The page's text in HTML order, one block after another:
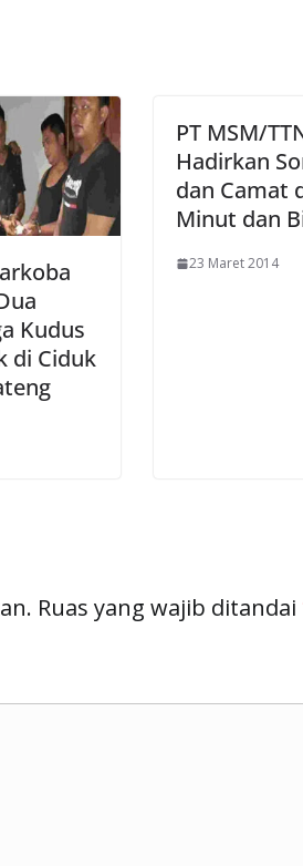
Kudus
di Ciduk
PT MSM/
Hadirkan
dan Camat
Minut dan
23 Maret 2014
Ruas yang wajib ditandai